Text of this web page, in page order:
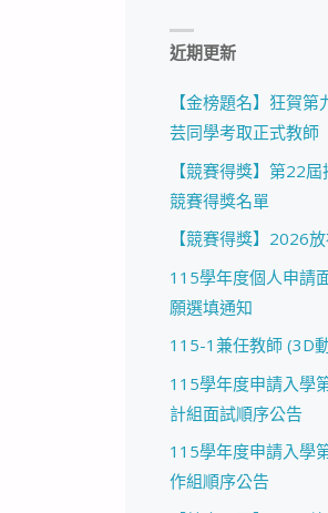
近期更新
【金榜題名】狂賀
芸同學考取正式教師
【競賽得獎】第22
競賽得獎名單
【競賽得獎】2026
115學年度個人申請
願選填通知
115-1兼任教師 (3D
115學年度申請入學
計組面試順序公告
115學年度申請入學
作組順序公告